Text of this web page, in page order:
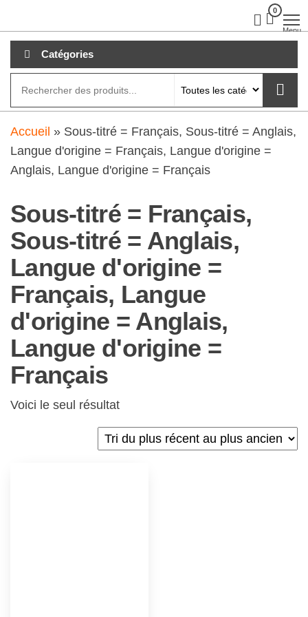
au
contenu
0
Menu
Catégories
Accueil » Sous-titré = Français, Sous-titré = Anglais,
Langue d'origine = Français, Langue d'origine =
Anglais, Langue d'origine = Français
Sous-titré = Français,
Sous-titré = Anglais,
Langue d'origine =
Français, Langue
d'origine = Anglais,
Langue d'origine =
Français
Voici le seul résultat